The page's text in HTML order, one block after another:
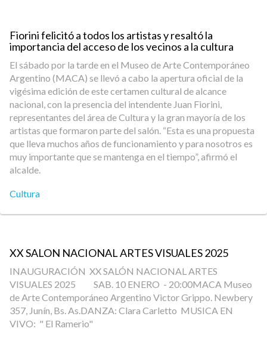
Fiorini felicitó a todos los artistas y resaltó la
importancia del acceso de los vecinos a la cultura
El sábado por la tarde en el Museo de Arte Contemporáneo
Argentino (MACA) se llevó a cabo la apertura oficial de la
vigésima edición de este certamen cultural de alcance
nacional, con la presencia del intendente Juan Fiorini,
representantes del área de Cultura y la gran mayoría de los
artistas que formaron parte del salón. “Esta es una propuesta
que lleva muchos años de funcionamiento y para nosotros es
muy importante que se mantenga en el tiempo”, afirmó el
alcalde.
Cultura
XX SALON NACIONAL ARTES VISUALES 2025
INAUGURACIÓN XX SALÓN NACIONAL ARTES
VISUALES 2025 SAB. 10 ENERO - 20:00MACA Museo
de Arte Contemporáneo Argentino Victor Grippo. Newbery
357, Junín, Bs. As.DANZA: Clara Carletto MUSICA EN
VIVO: " El Ramerio"